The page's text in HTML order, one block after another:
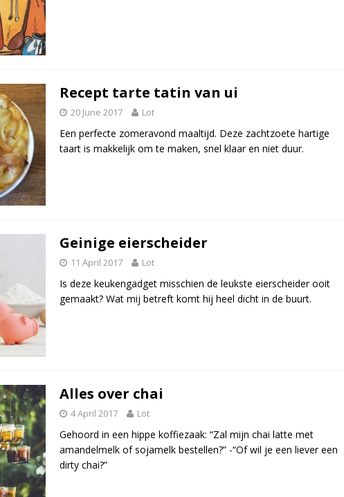
Recept tarte tatin van ui
20 June 2017 Lot
Een perfecte zomeravond maaltijd. Deze zachtzoete hartige
taart is makkelijk om te maken, snel klaar en niet duur.
Geinige eierscheider
11 April 2017 Lot
Is deze keukengadget misschien de leukste eierscheider ooit
gemaakt? Wat mij betreft komt hij heel dicht in de buurt.
Alles over chai
4 April 2017 Lot
Gehoord in een hippe koffiezaak: “Zal mijn chai latte met
amandelmelk of sojamelk bestellen?” -“Of wil je een liever een
dirty chai?”